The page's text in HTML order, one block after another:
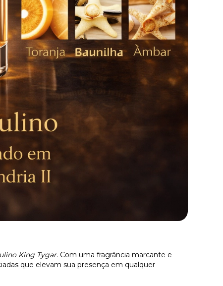
King Tygar. Com uma fragrância marcante e
que elevam sua presença em qualquer